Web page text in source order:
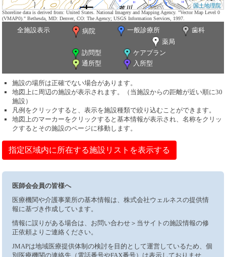
国土地理院
Shoreline data is derived from: United States. National Imagery and Mapping Agency. "Vector Map Level 0
(VMAP0)." Bethesda, MD: Denver, CO: The Agency; USGS Information Services, 1997.
全施設表示 病院 一般診療所
歯科
薬局
訪問型
ケアプラン
通所型
入所型
施設の場所は正確でない場合があります。
地図上に周辺の施設が表示されます。（当施設からの距離が近い順に30
施設）
凡例をクリックすると、表示を施設種類で絞り込むことができます。
地図上のマーカーをクリックすると基本情報が表示され、名称をクリッ
クするとその施設のページに移動します。
指定区域内に所在する施設リストを表示する
医師会会員の皆様へ
医療機関や介護事業所の基本情報は、株式会社ウェルネスの提供情
報に基づき作成しています。
情報に誤りがある場合は、お問い合わせ＞当サイトの施設情報の修
正依頼よりご連絡ください。
JMAPは地域医療提供体制の検討を目的として運営しているため、個
別医療機関の連絡先（電話番号やFAX番号）は表示しておりませ